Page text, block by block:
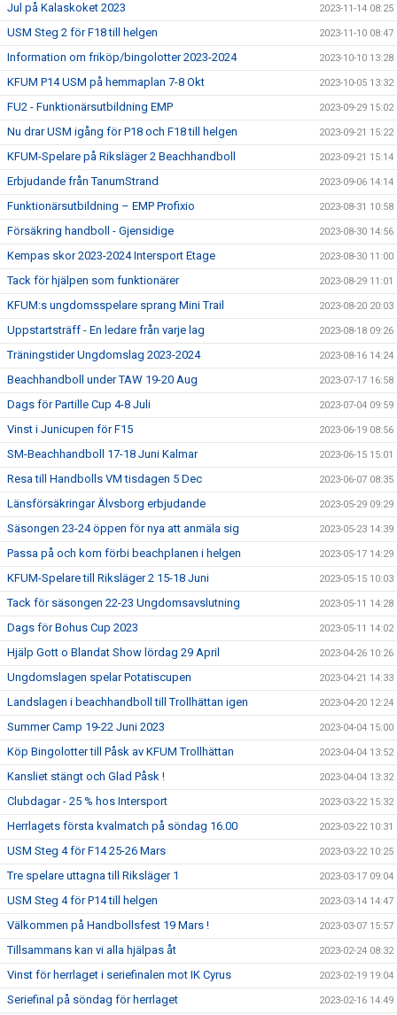
Jul på Kalaskoket 2023 2023-11-14 08:25
USM Steg 2 för F18 till helgen 2023-11-10 08:47
Information om friköp/bingolotter 2023-2024 2023-10-10 13:28
KFUM P14 USM på hemmaplan 7-8 Okt 2023-10-05 13:32
FU2 - Funktionärsutbildning EMP 2023-09-29 15:02
Nu drar USM igång för P18 och F18 till helgen 2023-09-21 15:22
KFUM-Spelare på Riksläger 2 Beachhandboll 2023-09-21 15:14
Erbjudande från TanumStrand 2023-09-06 14:14
Funktionärsutbildning – EMP Profixio 2023-08-31 10:58
Försäkring handboll - Gjensidige 2023-08-30 14:56
Kempas skor 2023-2024 Intersport Etage 2023-08-30 11:00
Tack för hjälpen som funktionärer 2023-08-29 11:01
KFUM:s ungdomsspelare sprang Mini Trail 2023-08-20 20:03
Uppstartsträff - En ledare från varje lag 2023-08-18 09:26
Träningstider Ungdomslag 2023-2024 2023-08-16 14:24
Beachhandboll under TAW 19-20 Aug 2023-07-17 16:58
Dags för Partille Cup 4-8 Juli 2023-07-04 09:59
Vinst i Junicupen för F15 2023-06-19 08:56
SM-Beachhandboll 17-18 Juni Kalmar 2023-06-15 15:01
Resa till Handbolls VM tisdagen 5 Dec 2023-06-07 08:35
Länsförsäkringar Älvsborg erbjudande 2023-05-29 09:29
Säsongen 23-24 öppen för nya att anmäla sig 2023-05-23 14:39
Passa på och kom förbi beachplanen i helgen 2023-05-17 14:29
KFUM-Spelare till Riksläger 2 15-18 Juni 2023-05-15 10:03
Tack för säsongen 22-23 Ungdomsavslutning 2023-05-11 14:28
Dags för Bohus Cup 2023 2023-05-11 14:02
Hjälp Gott o Blandat Show lördag 29 April 2023-04-26 10:26
Ungdomslagen spelar Potatiscupen 2023-04-21 14:33
Landslagen i beachhandboll till Trollhättan igen 2023-04-20 12:24
Summer Camp 19-22 Juni 2023 2023-04-04 15:00
Köp Bingolotter till Påsk av KFUM Trollhättan 2023-04-04 13:52
Kansliet stängt och Glad Påsk ! 2023-04-04 13:32
Clubdagar - 25 % hos Intersport 2023-03-22 15:32
Herrlagets första kvalmatch på söndag 16.00 2023-03-22 10:31
USM Steg 4 för F14 25-26 Mars 2023-03-22 10:25
Tre spelare uttagna till Riksläger 1 2023-03-17 09:04
USM Steg 4 för P14 till helgen 2023-03-14 14:47
Välkommen på Handbollsfest 19 Mars ! 2023-03-07 15:57
Tillsammans kan vi alla hjälpas åt 2023-02-24 08:32
Vinst för herrlaget i seriefinalen mot IK Cyrus 2023-02-19 19:04
Seriefinal på söndag för herrlaget 2023-02-16 14:49